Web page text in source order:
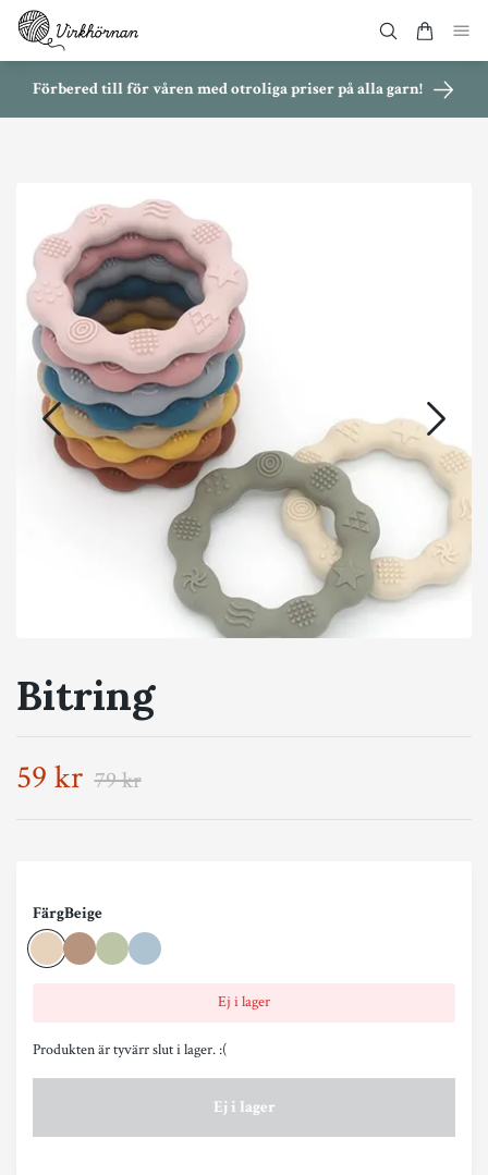
Förbered till för våren med otroliga priser på alla garn!
Bitring
59 kr 79 kr
FärgBeige
Ej i lager
Produkten är tyvärr slut i lager. :(
Ej i lager